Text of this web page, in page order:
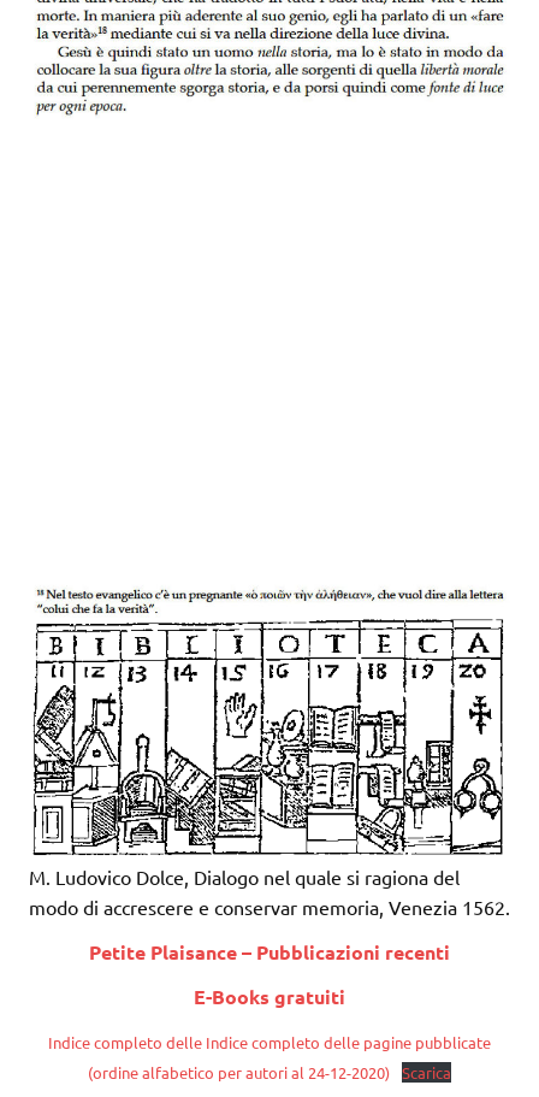
M. Ludovico Dolce, Dialogo nel quale si ragiona del
modo di accrescere e conservar memoria, Venezia 1562.
Petite Plaisance – Pubblicazioni recenti
E-Books gratuiti
Indice completo delle Indice completo delle pagine pubblicate
(ordine alfabetico per autori al 24-12-2020) Scarica